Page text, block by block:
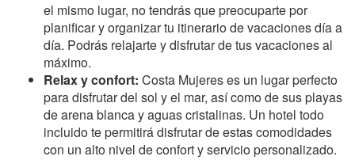
el mismo lugar, no tendrás que preocuparte por
planificar y organizar tu itinerario de vacaciones día a
día. Podrás relajarte y disfrutar de tus vacaciones al
máximo.
Relax y confort: Costa Mujeres es un lugar perfecto
para disfrutar del sol y el mar, así como de sus playas
de arena blanca y aguas cristalinas. Un hotel todo
incluido te permitirá disfrutar de estas comodidades
con un alto nivel de confort y servicio personalizado.